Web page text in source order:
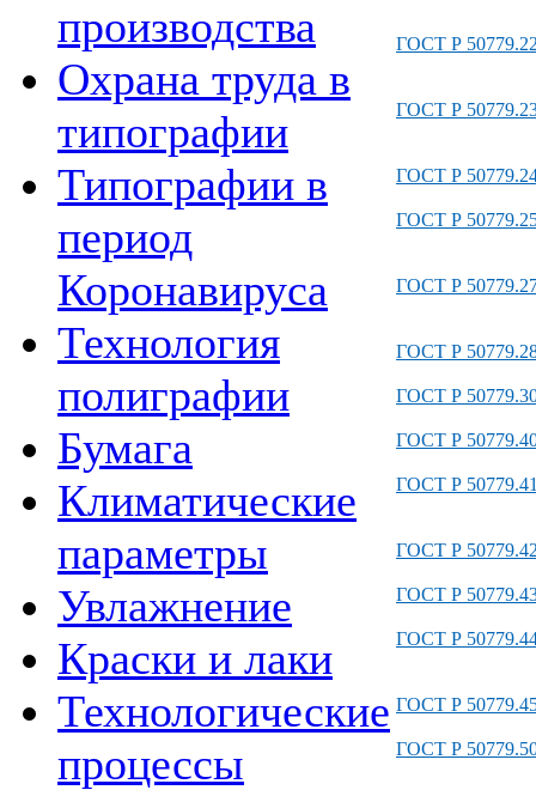
производства
Охрана труда в
типографии
Типографии в
период
Коронавируса
Технология
полиграфии
Бумага
Климатические
параметры
Увлажнение
Краски и лаки
Технологические
процессы
ГОСТ Р
ГОСТ Р
ГОСТ Р
ГОСТ Р
ГОСТ Р
ГОСТ Р
ГОСТ Р
ГОСТ Р
ГОСТ Р
ГОСТ Р
ГОСТ Р
ГОСТ Р
ГОСТ Р
ГОСТ Р